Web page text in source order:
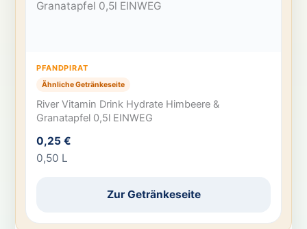
PFANDPIRAT
Ähnliche Getränkeseite
River Vitamin Drink Hydrate Himbeere &
Granatapfel 0,5l EINWEG
0,25 €
0,50 L
Zur Getränkeseite